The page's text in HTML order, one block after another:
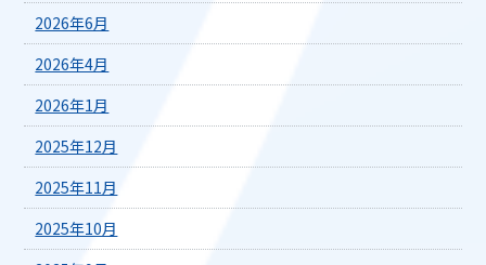
2026年6月
2026年4月
2026年1月
2025年12月
2025年11月
2025年10月